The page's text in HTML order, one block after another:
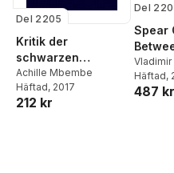
Del 2205
Kritik der
schwarzen
Vernunft
Achille Mbembe
Häftad, 2017
212 kr
Del
Spear
Martín,
Antonio
Häftad,
487 kr